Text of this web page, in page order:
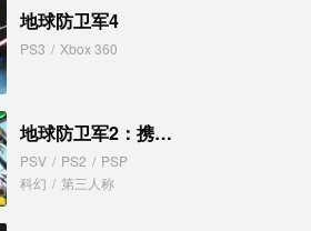
地球防卫军4
PS3 / Xbox 360
地球防卫军2：携带版
PSV / PS2 / PSP
科幻 / 第三人称